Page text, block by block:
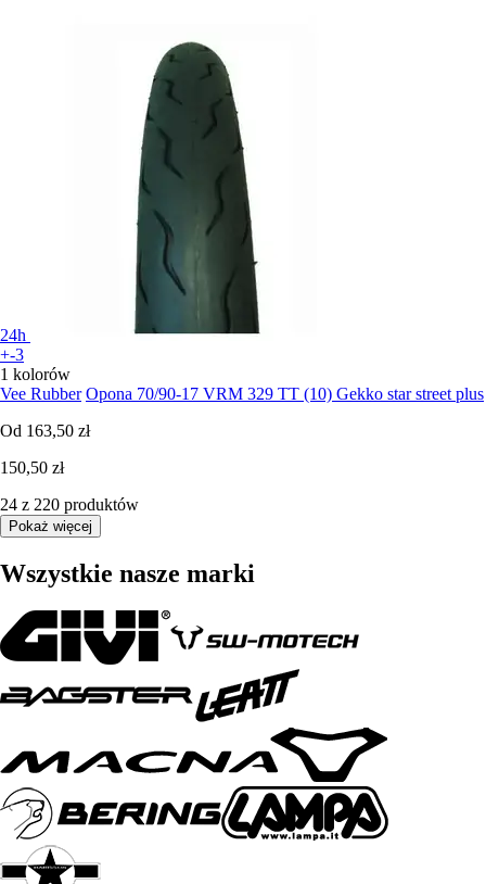
24h
+-3
1 kolorów
Vee Rubber Opona 70/90-17 VRM 329 TT (10) Gekko star street plus
Od 163,50 zł
150,50 zł
24 z 220 produktów
Pokaż więcej
Wszystkie nasze marki